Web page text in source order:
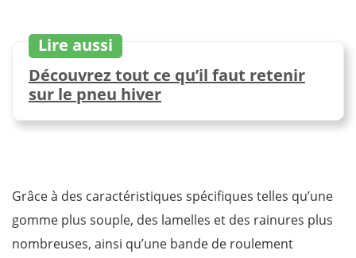
Lire aussi
Découvrez tout ce qu’il faut retenir
sur le pneu hiver
Grâce à des caractéristiques spécifiques telles qu’une
gomme plus souple, des lamelles et des rainures plus
nombreuses, ainsi qu’une bande de roulement